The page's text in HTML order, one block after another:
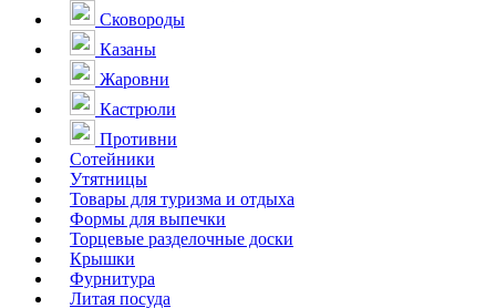
Сковороды
Казаны
Жаровни
Кастрюли
Противни
Сотейники
Утятницы
Товары для туризма и отдыха
Формы для выпечки
Торцевые разделочные доски
Крышки
Фурнитура
Литая посуда